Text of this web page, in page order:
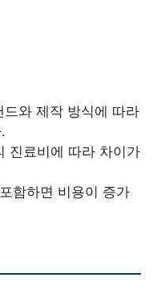
드와 제작 방식에 따라
진료비에 따라 차이가
함하면 비용이 증가